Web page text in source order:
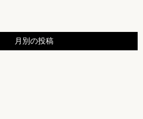
月別の投稿